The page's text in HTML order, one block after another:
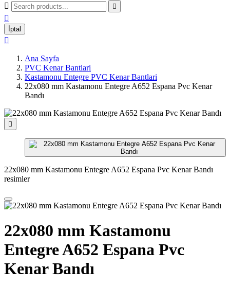
 

İptal

Ana Sayfa
PVC Kenar Bantlari
Kastamonu Entegre PVC Kenar Bantlari
22x080 mm Kastamonu Entegre A652 Espana Pvc Kenar
Bandı

22x080 mm Kastamonu Entegre A652 Espana Pvc Kenar Bandı
resimler
22x080 mm Kastamonu
Entegre A652 Espana Pvc
Kenar Bandı